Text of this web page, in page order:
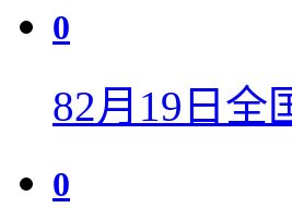
0
82月19日全
0